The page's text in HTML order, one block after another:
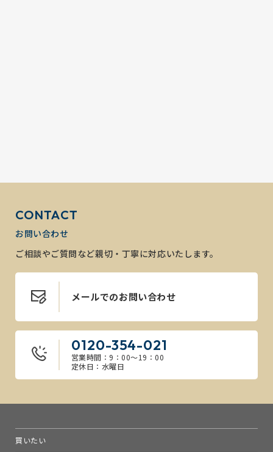
CONTACT
お問い合わせ
ご相談やご質問など親切・丁寧に対応いたします。
メールでのお問い合わせ
0120-354-021
営業時間：9：00～19：00
定休日：水曜日
買いたい